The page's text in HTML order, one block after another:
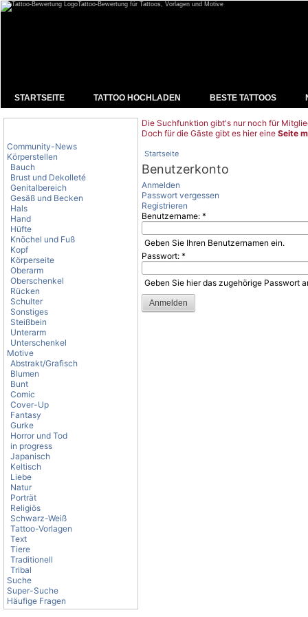
Tattoo-Bewertung für Tattoos, Vorlagen und Motive
STARTSEITE TATTOO HOCHLADEN BESTE TATTOOS
Community-News
Körperstellen
Bauch
Brust und Dekolleté
Genitalbereich
Gesäß und Becken
Hals
Hand
Hüfte
Knöchel und Fuß
Kopf
Körperseite
Oberarm
Oberschenkel
Rücken
Schulter
Sonstiges
Steißbein
Unterarm
Unterschenkel
Motive
Abstrakt/Grafisch
Blumen
Bunt
Comic
Cover-Up
Fantasy
Gurke
Horror und Tod
in progress
Japanisch
Keltisch
Liebe
Natur
Porträt
Religiös
Schwarz-Weiß
Tattoo-Vorlagen
Text
Tiere
Traditionell
Tribal
Suche
Super-Suche
Häufige Fragen
Die Suchfunktion gibt's nur noch für
Doch für die Gäste gibt es hier eine Seite
Startseite
Benutzerkonto
Anmelden
Passwort vergessen
Registrieren
Benutzername: *
Geben Sie Ihren Benutzernamen ein.
Passwort: *
Geben Sie hier das zugehörige Passwort